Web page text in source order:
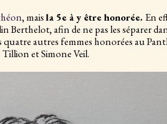
, maisla 5e à y être honorée. En
Berthelot, afin de ne pas les séparer
autres femmes honorées au
Germaine Tillion et Simone